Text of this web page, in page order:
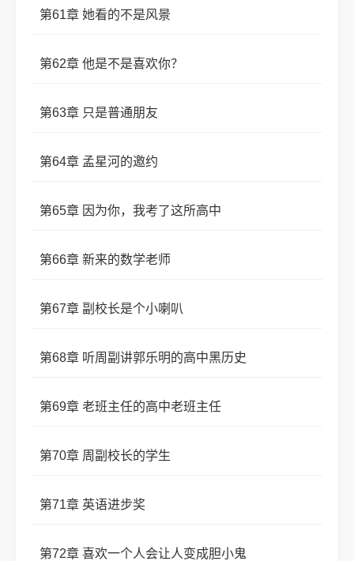
第61章 她看的不是风景
第62章 他是不是喜欢你？
第63章 只是普通朋友
第64章 孟星河的邀约
第65章 因为你，我考了这所高中
第66章 新来的数学老师
第67章 副校长是个小喇叭
第68章 听周副讲郭乐明的高中黑历史
第69章 老班主任的高中老班主任
第70章 周副校长的学生
第71章 英语进步奖
第72章 喜欢一个人会让人变成胆小鬼